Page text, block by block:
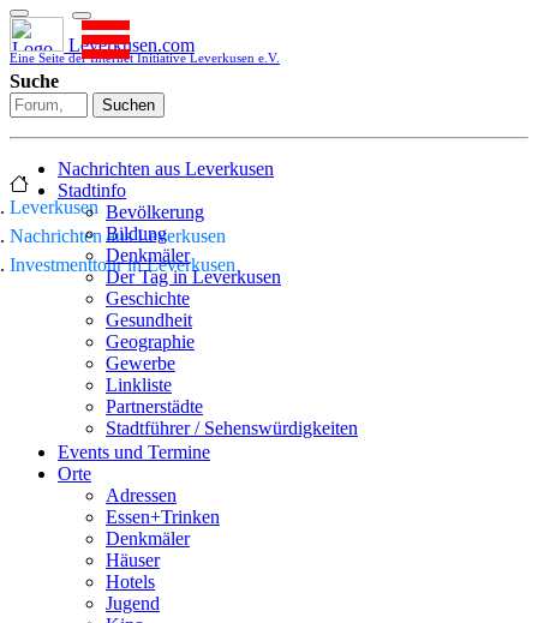
Leverkusen.com
Eine Seite der Internet Initiative Leverkusen e.V.
Suche
Suchen
Nachrichten aus Leverkusen
Stadtinfo
Bevölkerung
Bildung
Denkmäler
Der Tag in Leverkusen
Geschichte
Gesundheit
Geographie
Gewerbe
Linkliste
Partnerstädte
Stadtführer / Sehenswürdigkeiten
Stadtplan
Sport
Who is who
Wohnen
Events und Termine
Orte
Adressen
Essen+Trinken
Denkmäler
Häuser
Hotels
Jugend
Leverkusen
Nachrichten aus Leverkusen
Investmenttour in Leverkusen